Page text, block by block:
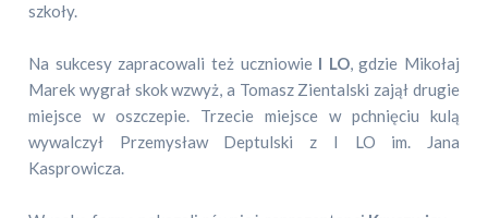
szkoły.
Na sukcesy zapracowali też uczniowie I LO, gdzie Mikołaj
Marek wygrał skok wzwyż, a Tomasz Zientalski zajął drugie
miejsce w oszczepie. Trzecie miejsce w pchnięciu kulą
wywalczył Przemysław Deptulski z I LO im. Jana
Kasprowicza.